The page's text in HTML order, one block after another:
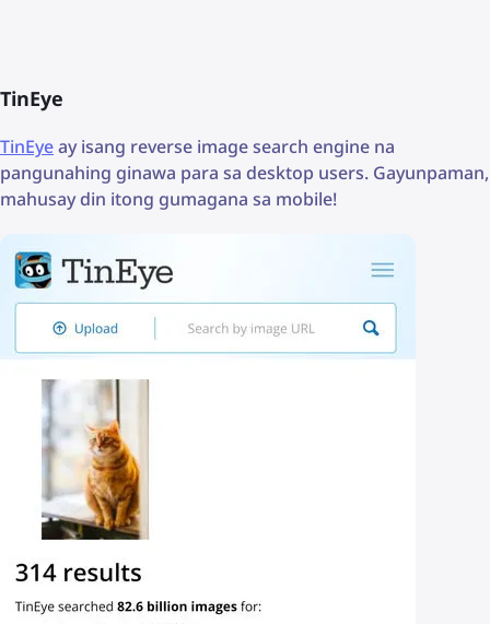
TinEye
TinEyeay isang reverse image search engine na
pangunahing ginawa para sa desktop users. Gayunpaman,
mahusay din itong gumagana sa mobile!